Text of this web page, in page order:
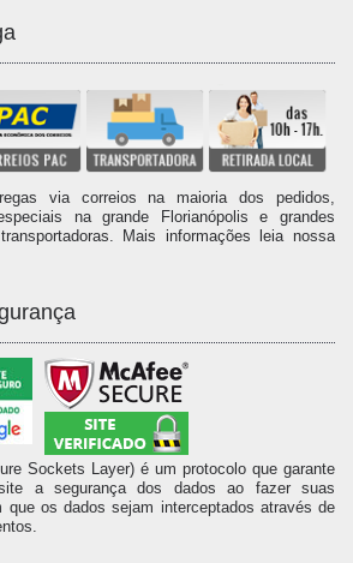
via correios na maioria dos pedidos,
na grande Florianópolis e grandes
Mais informações leia nossa
Sockets Layer) é um protocolo que garante
a segurança dos dados ao fazer suas
que os dados sejam interceptados através de